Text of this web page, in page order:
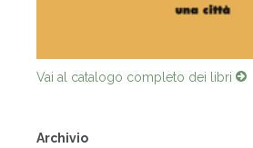
Vai al catalogo completo dei libri
Archivio